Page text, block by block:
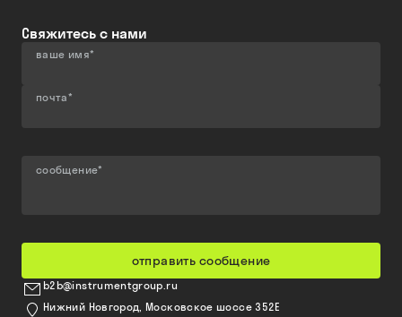
Свяжитесь с нами
ваше имя*
почта*
сообщение*
отправить сообщение
b2b@instrumentgroup.ru
Нижний Новгород, Московское шоссе 352Е